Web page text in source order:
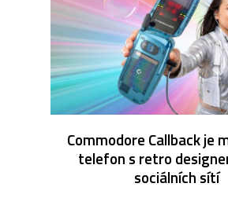
Commodore Callback je
telefon s retro
sociálních sítí